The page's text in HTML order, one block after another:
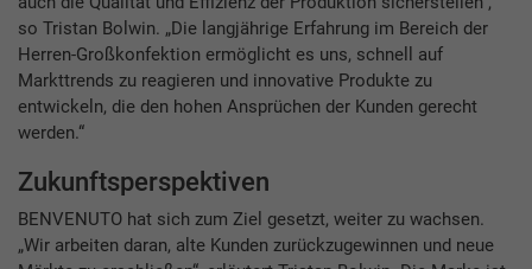
so Tristan Bolwin. „Die langjährige Erfahrung im Bereich der
Herren-Großkonfektion ermöglicht es uns, schnell auf
Markttrends zu reagieren und innovative Produkte zu
entwickeln, die den hohen Ansprüchen der Kunden gerecht
werden.“
Zukunftsperspektiven
BENVENUTO hat sich zum Ziel gesetzt, weiter zu wachsen.
„Wir arbeiten daran, alte Kunden zurückzugewinnen und neue